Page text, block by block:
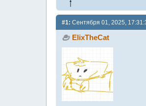
#1: Сентября 01, 2025,
ElixTheCat